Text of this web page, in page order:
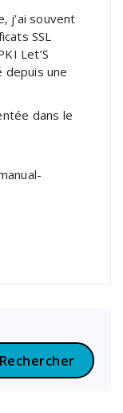
j’ai souvent
SSL
Let’S
depuis une
dans le
Rechercher